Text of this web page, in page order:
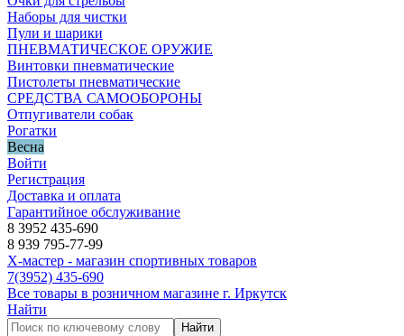
Наборы для чистки
Пули и шарики
ПНЕВМАТИЧЕСКОЕ ОРУЖИЕ
Винтовки пневматические
Пистолеты пневматические
СРЕДСТВА САМООБОРОНЫ
Отпугиватели собак
Рогатки
Весна
Войти
Регистрация
Доставка и оплата
Гарантийное обслуживание
8 3952 435-690
8 939 795-77-99
Х-мастер - магазин спортивных товаров
7(3952) 435-690
Все товары в розничном магазине г. Иркутск
Найти
Найти